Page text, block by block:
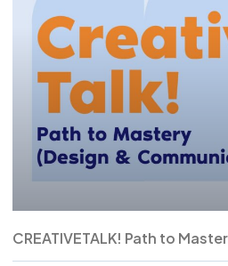
CREATIVETALK! Path to